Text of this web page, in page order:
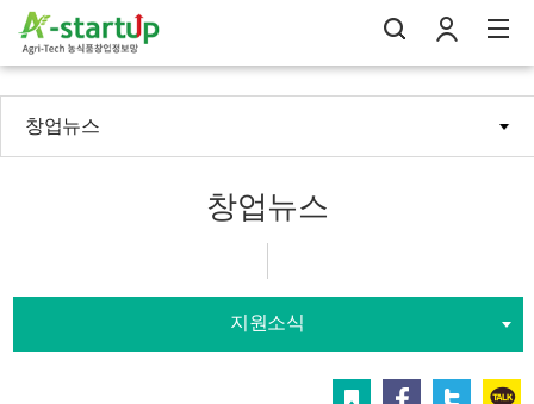
창업뉴스
창업뉴스
지원소식
트위터 카카오